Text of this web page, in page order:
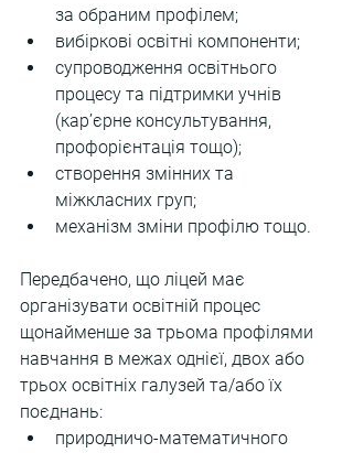
за обраним профілем;
вибіркові освітні компоненти;
супроводження освітнього
процесу та підтримки учнів
(кар’єрне консультування,
профорієнтація тощо);
створення змінних та
міжкласних груп;
механізм зміни профілю тощо.
Передбачено, що ліцей має
організувати освітній процес
щонайменше за трьома профілями
навчання в межах однієї, двох або
трьох освітніх галузей та/або їх
поєднань:
природничо-математичного